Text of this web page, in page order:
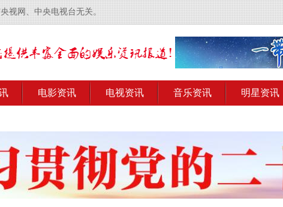
视网、中央电视台无关。
电影资讯 电视资讯 音乐资讯 明星资讯